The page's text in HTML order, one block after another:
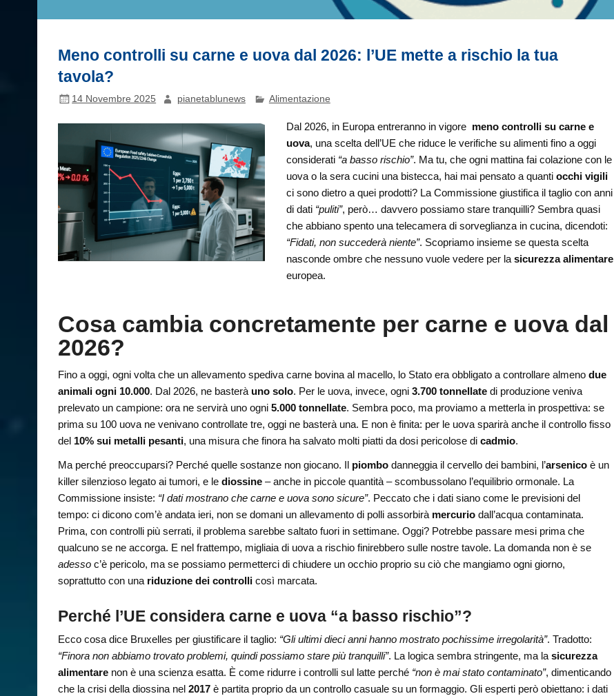
Meno controlli su carne e uova dal 2026: l’UE mette a rischio la tua
tavola?
14 Novembre 2025 pianetablunews Alimentazione
Dal 2026, in Europa entreranno in vigore meno controlli su carne e
uova, una scelta dell’UE che riduce le verifiche su alimenti fino a oggi
considerati “a basso rischio”. Ma tu, che ogni mattina fai colazione con le
uova o la sera cucini una bistecca, hai mai pensato a quanti occhi vigili
ci sono dietro a quei prodotti? La Commissione giustifica il taglio con anni
di dati “puliti”, però… davvero possiamo stare tranquilli? Sembra quasi
che abbiano spento una telecamera di sorveglianza in cucina, dicendoti:
“Fidati, non succederà niente”. Scopriamo insieme se questa scelta
nasconde ombre che nessuno vuole vedere per la sicurezza alimentare
europea.
Cosa cambia concretamente per carne e uova dal
2026?
Fino a oggi, ogni volta che un allevamento spediva carne bovina al macello, lo Stato era obbligato a controllare almenodue
animali ogni 10.000. Dal 2026, ne basterà uno solo. Per le uova, invece, ogni3.700 tonnellate di produzione veniva
prelevato un campione: ora ne servirà uno ogni5.000 tonnellate. Sembra poco, ma proviamo a metterla in prospettiva: se
prima su 100 uova ne venivano controllate tre, oggi ne basterà una. E non è finita: per le uova sparirà anche il controllo fisso
del 10% sui metalli pesanti, una misura che finora ha salvato molti piatti da dosi pericolose dicadmio.
Ma perché preoccuparsi? Perché quelle sostanze non giocano. Il piombo danneggia il cervello dei bambini, l’arsenico è un
killer silenzioso legato ai tumori, e lediossine – anche in piccole quantità – scombussolano l’equilibrio ormonale. La
Commissione insiste: “I dati mostrano che carne e uova sono sicure”. Peccato che i dati siano come le previsioni del
tempo: ci dicono com’è andata ieri, non se domani un allevamento di polli assorbirà mercurio dall’acqua contaminata.
Prima, con controlli più serrati, il problema sarebbe saltato fuori in settimane. Oggi? Potrebbe passare mesi prima che
qualcuno se ne accorga. E nel frattempo, migliaia di uova a rischio finirebbero sulle nostre tavole. La domanda non è se
adesso c’è pericolo, ma se possiamo permetterci di chiudere un occhio proprio su ciò che mangiamo ogni giorno,
soprattutto con una riduzione dei controlli così marcata.
Perché l’UE considera carne e uova “a basso rischio”?
Ecco cosa dice Bruxelles per giustificare il taglio: “Gli ultimi dieci anni hanno mostrato pochissime irregolarità”. Tradotto:
“Finora non abbiamo trovato problemi, quindi possiamo stare più tranquilli”. La logica sembra stringente, ma lasicurezza
alimentare non è una scienza esatta. È come ridurre i controlli sul latte perché “non è mai stato contaminato”, dimenticando
che la crisi della diossina nel2017 è partita proprio da un controllo casuale su un formaggio. Gli esperti però obiettano: i dati